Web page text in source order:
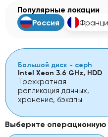
Популярные локации
Россия
Большой диск - ceph
Intel Xeon 3.6 GHz, HDD
Трехкратная
репликация данных,
хранение, бэкапы
Выберите операционную